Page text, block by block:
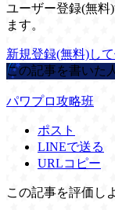
ユーザー登録(無料
ます。
新規登録(無料)して
この記事を書いた人
パワプロ攻略班
ポスト
LINEで送る
URLコピー
この記事を評価し